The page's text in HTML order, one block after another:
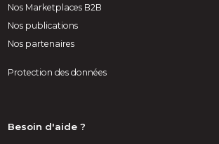
Nos Marketplaces B2B
Nos publications
Nos partenaires
Protection des données
Besoin d'aide ?